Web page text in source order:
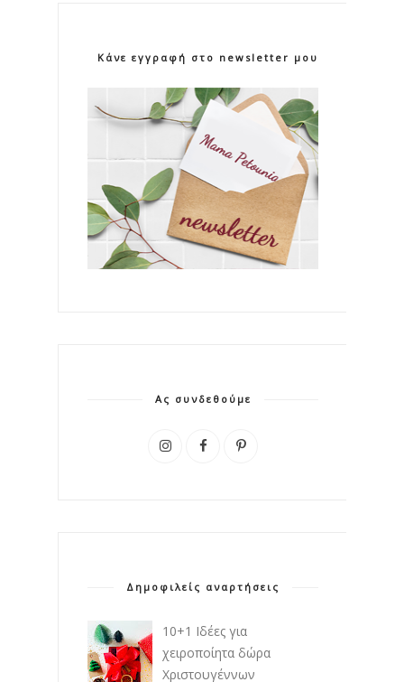
Κάνε εγγραφή στο newsletter μου!
Ας συνδεθούμε
Δημοφιλείς αναρτήσεις
10+1 Ιδέες για
χειροποίητα δώρα
Χριστουγέννων